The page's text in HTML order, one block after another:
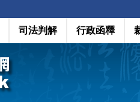
司法判解 行政函釋